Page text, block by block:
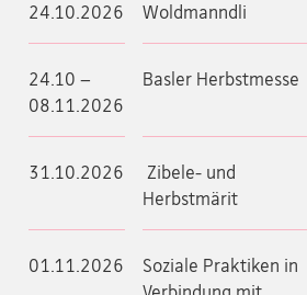
24.10.2026 Woldmanndli
24.10 –
08.11.2026
Basler Herbstmesse
31.10.2026
Zibele- und
Herbstmärit
01.11.2026
Soziale Praktiken in